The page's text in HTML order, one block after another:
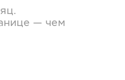
— чем